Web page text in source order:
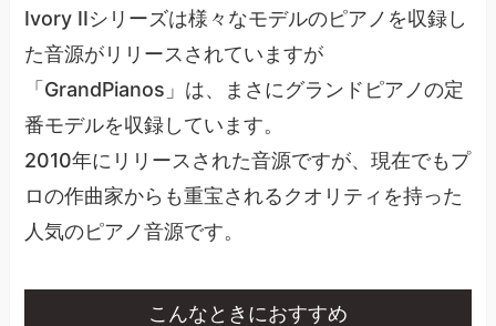
Ivory IIシリーズは様々なモデルのピアノを収録し
た音源がリリースされていますが
「GrandPianos」は、まさにグランドピアノの定
番モデルを収録しています。
2010年にリリースされた音源ですが、現在でもプ
ロの作曲家からも重宝されるクオリティを持った
人気のピアノ音源です。
こんなときにおすすめ